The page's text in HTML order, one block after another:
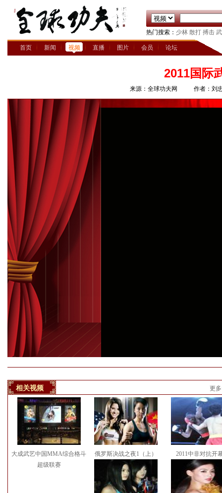
热门搜索： 少林 散打 搏击
首页 新闻 视频 直播 图片 会员 论坛
2011国际
来源：全球功夫网 作者：刘
相关视频 更
大成武艺中国MMA综合格斗
超级联赛
俄罗斯决战之夜1（上） 2011中非对抗开